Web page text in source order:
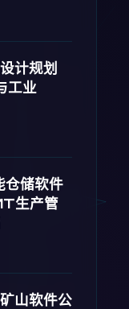
计规划
工业
仓储软件
生产管
山软件公